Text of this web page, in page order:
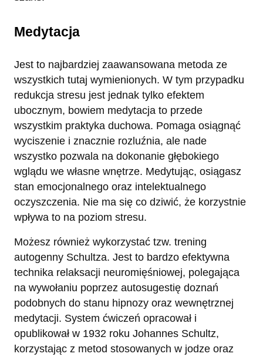
Medytacja
Jest to najbardziej zaawansowana metoda ze
wszystkich tutaj wymienionych. W tym przypadku
redukcja stresu jest jednak tylko efektem
ubocznym, bowiem medytacja to przede
wszystkim praktyka duchowa. Pomaga osiągnąć
wyciszenie i znacznie rozluźnia, ale nade
wszystko pozwala na dokonanie głębokiego
wglądu we własne wnętrze. Medytując, osiągasz
stan emocjonalnego oraz intelektualnego
oczyszczenia. Nie ma się co dziwić, że korzystnie
wpływa to na poziom stresu.
Możesz również wykorzystać tzw. trening
autogenny Schultza. Jest to bardzo efektywna
technika relaksacji neuromięśniowej, polegająca
na wywołaniu poprzez autosugestię doznań
podobnych do stanu hipnozy oraz wewnętrznej
medytacji. System ćwiczeń opracował i
opublikował w 1932 roku Johannes Schultz,
korzystając z metod stosowanych w jodze oraz